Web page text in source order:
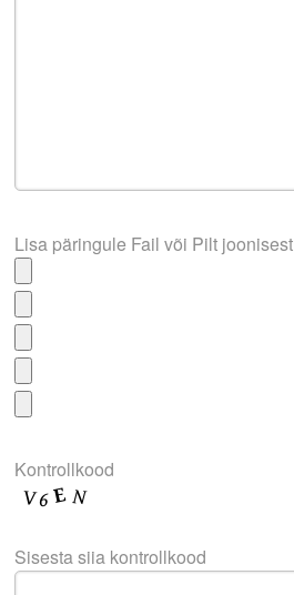
Lisa päringule Fail või Pilt joonisest
Kontrollkood
Sisesta siia kontrollkood